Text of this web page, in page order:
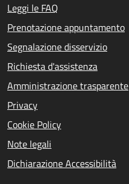
Leggi le FAQ
Prenotazione appuntamento
Segnalazione disservizio
Richiesta d'assistenza
Amministrazione trasparente
Privacy
Cookie Policy
Note legali
Dichiarazione Accessibilità